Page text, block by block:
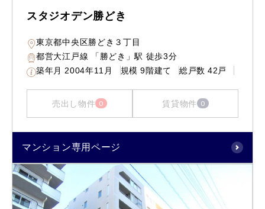
スタジオデン勝どき
東京都中央区勝どき３丁目
都営大江戸線 「勝どき」駅 徒歩3分
築年月 2004年11月 規模 9階建て 総戸数 42戸
売出し物件 0 賃貸物件 0
マンション専用ページ